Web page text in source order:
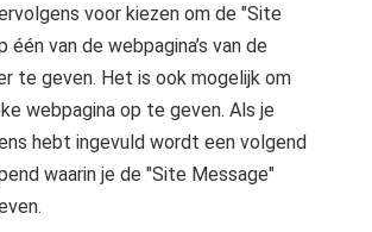
voor kiezen om de "Site
één van de webpagina’s van de
te geven. Het is ook mogelijk om
webpagina op te geven. Als je
hebt ingevuld wordt een volgend
waarin je de "Site Message"